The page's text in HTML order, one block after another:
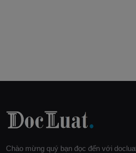
Chào mừng quý bạn đọc đến với